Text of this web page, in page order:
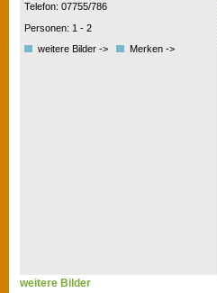
Telefon: 07755/786
Personen: 1 - 2
weitere Bilder ->
Merken ->
weitere Bilder